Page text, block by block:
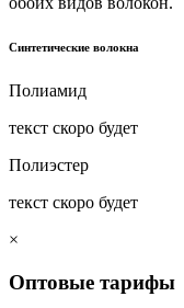
Синтетические волокна
Полиамид
текст скоро будет
Полиэстер
текст скоро будет
×
Оптовые тарифы